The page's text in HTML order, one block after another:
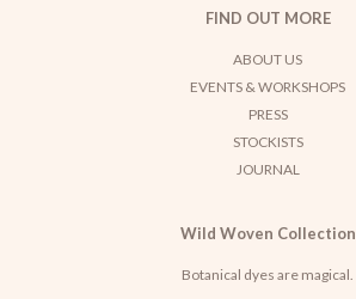
FIND OUT MORE
ABOUT US
EVENTS & WORKSHOPS
PRESS
STOCKISTS
JOURNAL
Wild Woven Collection
Botanical dyes are magical.